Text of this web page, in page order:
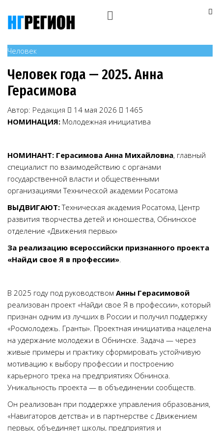
Человек
Человек года — 2025. Анна
Герасимова
Автор: Редакция 14 мая 2026
1465
НОМИНАЦИЯ: Молодежная инициатива
НОМИНАНТ: Герасимова Анна Михайловна, главный
специалист по взаимодействию с органами
государственной власти и общественными
организациями Технической академии Росатома
ВЫДВИГАЮТ:Техническая академия Росатома, Центр
развития творчества детей и юношества, Обнинское
отделение «Движения первых»
За реализацию всероссийски признанного проекта
«Найди свое Я в профессии».
В 2025 году под руководством Анны Герасимовой
реализован проект «Найди свое Я в профессии», который
признан одним из лучших в России и получил поддержку
«Росмолодежь. Гранты». Проектная инициатива нацелена
на удержание молодежи в Обнинске. Задача — через
живые примеры и практику сформировать устойчивую
мотивацию к выбору профессии и построению
карьерного трека на предприятиях Обнинска.
Уникальность проекта — в объединении сообществ.
Он реализован при поддержке управления образования,
«Навигаторов детства» и в партнерстве с Движением
первых, объединяет школы, предприятия и